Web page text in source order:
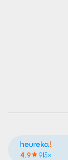
4.9 915×